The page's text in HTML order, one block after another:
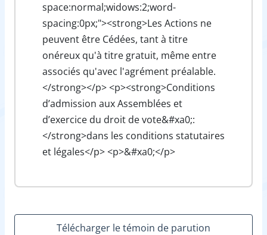
space:normal;widows:2;word-
spacing:0px;"><strong>Les Actions ne
peuvent être Cédées, tant à titre
onéreux qu'à titre gratuit, même entre
associés qu'aveс l'agrément préalable.
</strong></p> <p><strong>Conditions
d’admission aux Assemblées et
d’exercice du droit de vote&#xa0;:
</strong>dans les conditions statutaires
et légales</p> <p>&#xa0;</p>
Télécharger le témoin de parution